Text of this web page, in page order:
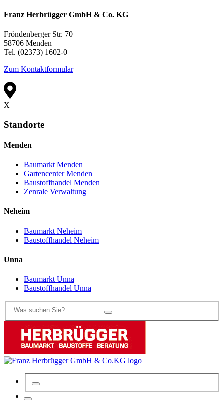
Franz Herbrügger GmbH & Co. KG
Fröndenberger Str. 70
58706 Menden
Tel. (02373) 1602-0
Zum Kontaktformular
X
Standorte
Menden
Baumarkt Menden
Gartencenter Menden
Baustoffhandel Menden
Zenrale Verwaltung
Neheim
Baumarkt Neheim
Baustoffhandel Neheim
Unna
Baumarkt Unna
Baustoffhandel Unna